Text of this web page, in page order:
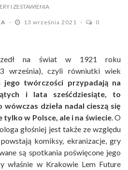
I ZESTAWIENIA
13 września 2021 0
na świat w 1921 roku
września), czyli równiutki wiek
jego twórczości przypadają na
i lata sześćdziesiąte, to
dzieła nadal cieszą się
tylko w Polsce, ale i na świecie. O
głośniej jest także ze względu
komiksy, ekranizacje, gry
są spotkania poświęcone jego
właśnie w Krakowie Lem Future